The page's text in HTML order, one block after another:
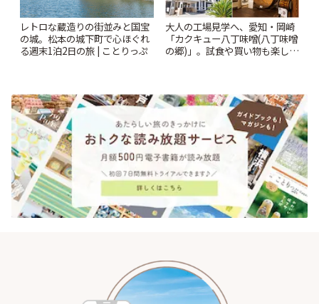
レトロな蔵造りの街並みと国宝
の城。松本の城下町で心ほぐれ
る週末1泊2日の旅 | ことりっぷ
大人の工場見学へ、愛知・岡崎
「カクキュー八丁味噌(八丁味噌
の郷)」。試食や買い物も楽しみ